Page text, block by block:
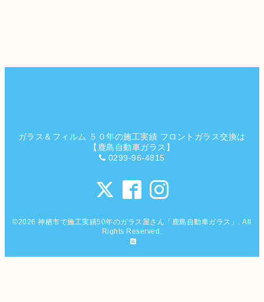
ガラス＆フィルム ５０年の施工実績 フロントガラス交換は
【鹿島自動車ガラス】
0299-96-4815
©2026神栖市で施工実績50年のガラス屋さん「鹿島自動車ガラス」 . All
Rights Reserved.